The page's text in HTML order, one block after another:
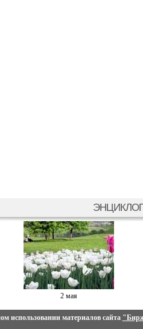
2 мая
использовании материалов сайта